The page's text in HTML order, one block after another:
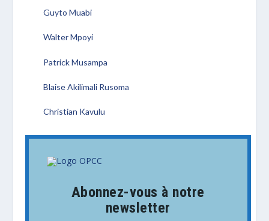
Guyto Muabi
Walter Mpoyi
Patrick Musampa
Blaise Akilimali Rusoma
Christian Kavulu
Abonnez-vous à notre
newsletter